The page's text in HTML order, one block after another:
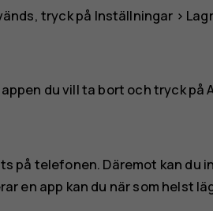
tryck på Inställningar >
du vill ta bort och tryck på
på telefonen. Däremot kan du
en app kan du när som helst